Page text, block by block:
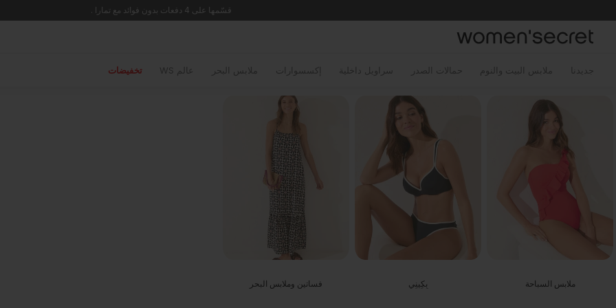
المحتوى
🚚 شحن مجاني للطلبات التي تزيد عن 299 ريال
جديدنا ملابس البيت والنوم حمالات الصدر سراويل داخلية إكسسوارات ملابس البحر عالم WS تخفيضات
ملابس السباحة بِكِينِي فساتين وملابس البحر